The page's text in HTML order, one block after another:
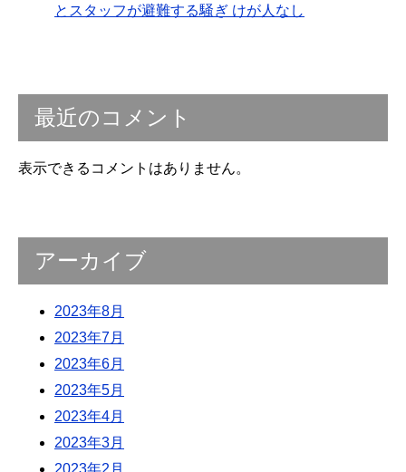
とスタッフが避難する騒ぎ けが人なし
最近のコメント
表示できるコメントはありません。
アーカイブ
2023年8月
2023年7月
2023年6月
2023年5月
2023年4月
2023年3月
2023年2月